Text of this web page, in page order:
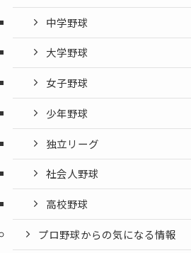
中学野球
大学野球
女子野球
少年野球
独立リーグ
社会人野球
高校野球
プロ野球からの気になる情報